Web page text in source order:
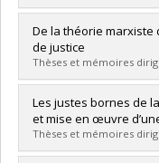
Graduate :Genest-
Cycle :Master's
Grade :M.A.
Lien vers le document
De la théorie marxiste
de justice
Thèses et mémoires
Graduate :
Cycle :Doctoral
Grade :Ph. D.
Lien vers le document
Les justes bornes de
et mise en œuvre
Thèses et mémoires